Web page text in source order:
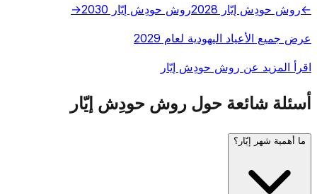
←روش حودِش إيّار 2028 روش حودِش إيّار 2030 →
عرض جميع الأعياد اليهودية لعام 2029
اقرأ المزيد عن روش حودِش إيّار
أسئلة شائعة حول روش حودِش إيّار
ما أهمية شهر إيّار؟